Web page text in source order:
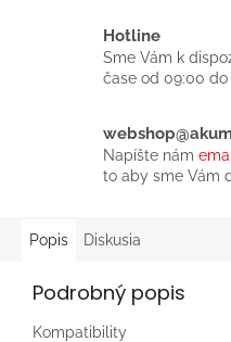
Hotline
Sme Vám k
čase od 09:00 do
Napíšte nám email
to aby sme Vám
Popis Diskusia
Podrobný popis
Kompatibility